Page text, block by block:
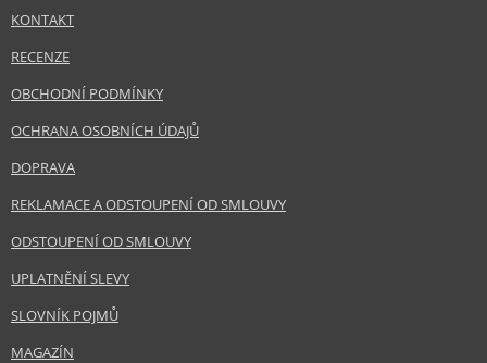
KONTAKT
RECENZE
OBCHODNÍ PODMÍNKY
OCHRANA OSOBNÍCH ÚDAJŮ
DOPRAVA
REKLAMACE A ODSTOUPENÍ OD SMLOUVY
ODSTOUPENÍ OD SMLOUVY
UPLATNĚNÍ SLEVY
SLOVNÍK POJMŮ
MAGAZÍN